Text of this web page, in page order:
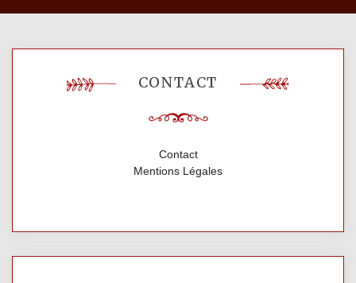
CONTACT
Contact
Mentions Légales